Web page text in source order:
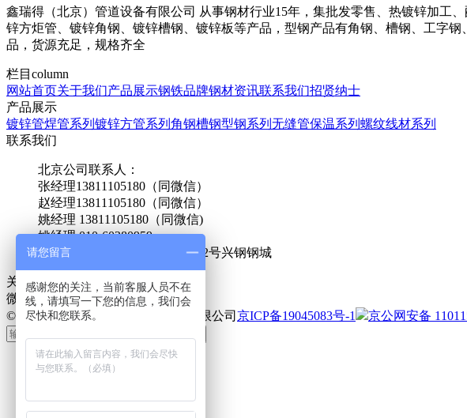
鑫瑞得（北京）管道设备有限公司 从事钢材行业15年，集批发零售、热镀锌加工
锌方炬管、镀锌角钢、镀锌槽钢、镀锌板等产品，型钢产品有角钢、槽钢、工字
品，货源充足，规格齐全
栏目 column
网站首页关于我们产品展示钢铁品牌钢材资讯联系我们招贤纳士
产品展示
镀锌管焊管系列 镀锌方管系列 角钢槽钢型钢系列 无缝管保温系列 螺纹线材系列
联系我们
北京公司联系人：
张经理13811105180（同微信）
赵经理13811105180（同微信）
姚经理 13811105180（同微信)
姚经理 010-60280959
地址：北京市大兴区天河北路2号兴钢钢城
关注focus on
微信二维码
© 2019 鑫瑞得（北京）管道设备有限公司 京ICP备19045083号-1 京公网安备
首页
请您留言
感谢您的关注，当前客服人员不在
线，请填写一下您的信息，我们会
尽快和您联系。